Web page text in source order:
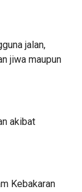
jalan,
jiwa maupun
akibat
Kebakaran